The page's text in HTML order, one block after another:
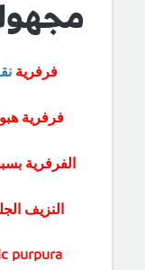
فرفرية
فرفرية
الفرفرية
النزيف
purpura